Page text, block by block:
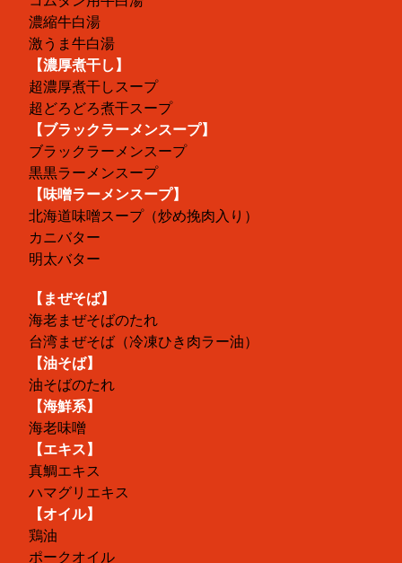
濃縮牛白湯
激うま牛白湯
【濃厚煮干し】
超濃厚煮干しスープ
超どろどろ煮干スープ
【ブラックラーメンスープ】
ブラックラーメンスープ
黒黒ラーメンスープ
【味噌ラーメンスープ】
北海道味噌スープ（炒め挽肉入り）
カニバター
明太バター
【まぜそば】
海老まぜそばのたれ
台湾まぜそば（冷凍ひき肉ラー油）
【油そば】
油そばのたれ
【海鮮系】
海老味噌
【エキス】
真鯛エキス
ハマグリエキス
【オイル】
鶏油
ポークオイル